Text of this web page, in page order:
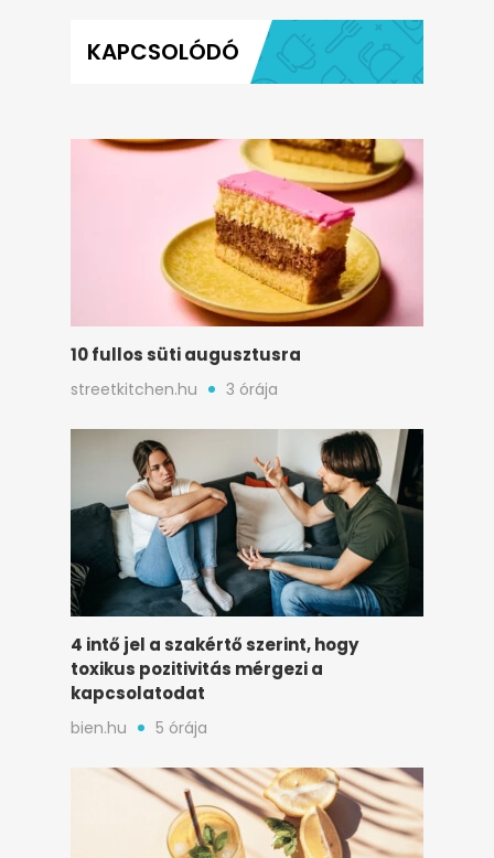
KAPCSOLÓDÓ
10 fullos süti augusztusra
streetkitchen.hu 3 órája
4 intő jel a szakértő szerint, hogy
toxikus pozitivitás mérgezi a
kapcsolatodat
bien.hu 5 órája